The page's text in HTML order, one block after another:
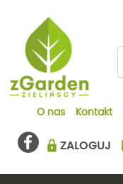
O nas Kontakt
ZALOGUJ